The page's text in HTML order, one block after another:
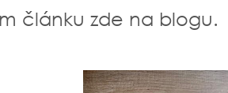
článku zde na blogu.